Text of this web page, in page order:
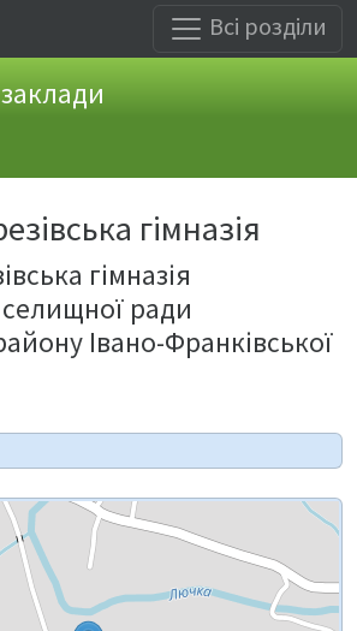
Всі розділи
гімназія
гімназія
селищної ради
Івано-Франківської